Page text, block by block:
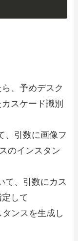
、予めデスク
スケード識別
、引数に画像フ
のインスタン
て、引数にカス
して
ンスを生成し